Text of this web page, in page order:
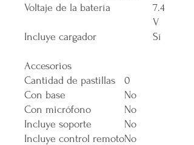
Voltaje de la batería
7.4
V
Incluye cargador
Sí
Accesorios
Cantidad de pastillas
0
Con base
No
Con micrófono
No
Incluye soporte
No
Incluye control remotoNo